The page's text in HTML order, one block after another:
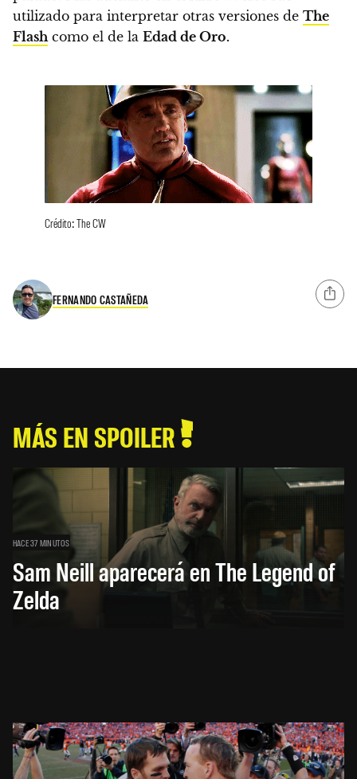
utilizado para interpretar otras versiones de The
Flash como el de la Edad de Oro.
Crédito: The CW
FERNANDO CASTAÑEDA
MÁS EN SPOILER
HACE 37 MINUTOS
Sam Neill aparecerá en The Legend of
Zelda